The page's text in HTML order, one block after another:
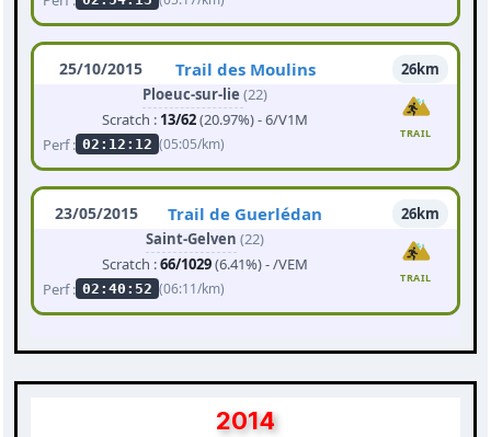
25/10/2015 Trail des Moulins
26km
Ploeuc-sur-lie (22)
Scratch : 13/62(20.97%) - 6/V1M
Perf : 02:12:12 (05:05/km)
TRAIL
23/05/2015 Trail de Guerlédan
26km
Saint-Gelven (22)
Scratch :66/1029(6.41%) - /VEM
Perf : 02:40:52 (06:11/km)
TRAIL
2014